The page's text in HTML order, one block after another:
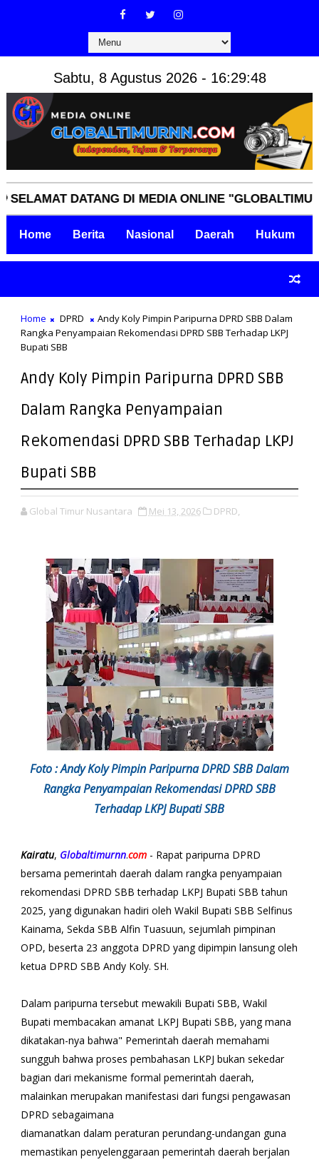
Sabtu, 8 Agustus 2026 - 16:29:49
DATANG DI MEDIA ONLINE
Home Berita Nasional Daerah Hukum
Home DPRD
Andy Koly Pimpin Paripurna DPRD SBB Dalam
Rangka Penyampaian Rekomendasi DPRD SBB Terhadap LKPJ
Bupati SBB
Andy Koly Pimpin Paripurna DPRD SBB
Dalam Rangka Penyampaian
Rekomendasi DPRD SBB Terhadap LKPJ
Bupati SBB
Global Timur Nusantara Mei 13, 2026 DPRD,
Foto : Andy Koly Pimpin Paripurna DPRD SBB Dalam
Rangka Penyampaian Rekomendasi DPRD SBB
Terhadap LKPJ Bupati SBB
Kairatu, Globaltimurnn.com- Rapat paripurna DPRD
bersama pemerintah daerah dalam rangka penyampaian
rekomendasi DPRD SBB terhadap LKPJ Bupati SBB tahun
2025, yang digunakan hadiri oleh Wakil Bupati SBB Selfinus
Kainama, Sekda SBB Alfin Tuasuun, sejumlah pimpinan
OPD, beserta 23 anggota DPRD yang dipimpin lansung oleh
ketua DPRD SBB Andy Koly. SH.
Dalam paripurna tersebut mewakili Bupati SBB, Wakil
Bupati membacakan amanat LKPJ Bupati SBB, yang mana
dikatakan-nya bahwa" Pemerintah daerah memahami
sungguh bahwa proses pembahasan LKPJ bukan sekedar
bagian dari mekanisme formal pemerintah daerah,
malainkan merupakan manifestasi dari fungsi pengawasan
DPRD sebagaimana
diamanatkan dalam peraturan perundang-undangan guna
memastikan penyelenggaraan pemerintah daerah berjalan